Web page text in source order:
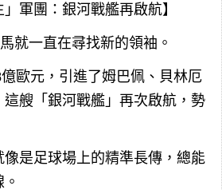
」軍團：銀河戰艦再啟航】
就一直在尋找新的領袖。
歐元，引進了姆巴佩、貝林厄
艘「銀河戰艦」再次啟航，勢
像是足球場上的精準長傳，總能